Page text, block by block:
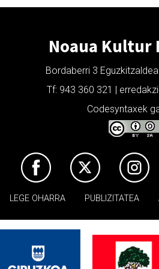
Noaua Kultur
Bordaberri 3
Tf: 943 360 321 |
Codesyntaxek
LEGE OHARRA PUBLIZITATEA